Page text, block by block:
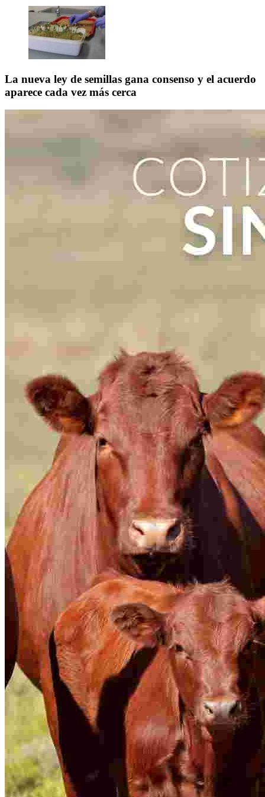
La nueva ley de semillas gana consenso y el acuerdo
aparece cada vez más cerca